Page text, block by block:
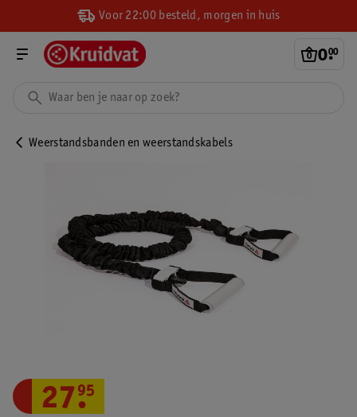
Voor 22:00 besteld, morgen in huis
0.
00
Weerstandsbanden en weerstandskabels
27.
95